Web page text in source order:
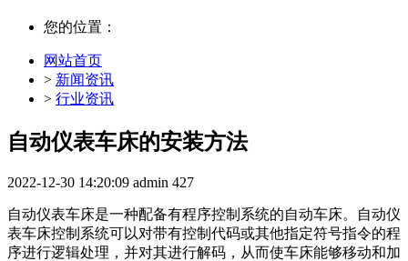
您的位置：
网站首页
> 新闻资讯
> 行业资讯
自动仪表车床的安装方法
2022-12-30 14:20:09 admin 427
自动仪表车床是一种配备有程序控制系统的自动车床。自动仪
表车床控制系统可以对带有控制代码或其他指定符号指令的程
序进行逻辑处理，并对其进行解码，从而使车床能够移动和加